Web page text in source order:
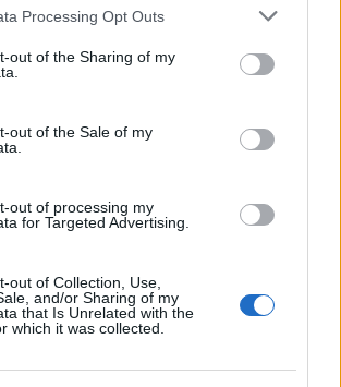
this website/app uses one or more Google
visit or usage behaviour. You may click to
to Google and its third-party tags to
below specified purposes in below Google
Processing Opt Outs
out of the Sharing of my
out of the Sale of my
out of processing my
for Targeted Advertising.
out of Collection, Use,
and/or Sharing of my
that Is Unrelated with the
which it was collected.
extraordinarias para
y crecer. Cada paseo en
historia lista para ser